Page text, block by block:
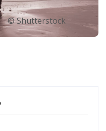
© Shutterstock